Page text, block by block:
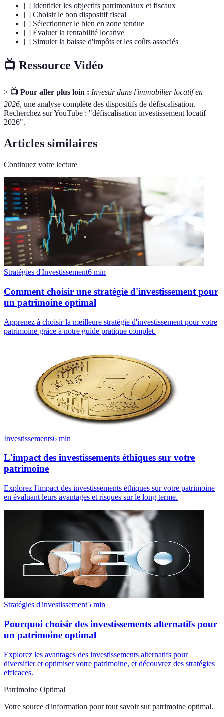
[ ] Identifier les objectifs patrimoniaux et fiscaux
[ ] Choisir le bon dispositif fiscal
[ ] Sélectionner le bien en zone tendue
[ ] Évaluer la rentabilité locative
[ ] Simuler la baisse d'impôts et les coûts associés
📺 Ressource Vidéo
> 📺 Pour aller plus loin : Investir dans l'immobilier locatif en
2026, une analyse complète des dispositifs de défiscalisation.
Recherchez sur YouTube : "défiscalisation investissement locatif
2026".
Articles similaires
Continuez votre lecture
Stratégies d'Investissement6 min
Comment choisir une stratégie d'investissement pour
un patrimoine optimal
Apprenez à choisir la meilleure stratégie d'investissement pour votre
patrimoine grâce à notre guide pratique complet.
Investissements6 min
L'impact des investissements éthiques sur votre
patrimoine
Explorez l'impact des investissements éthiques sur votre patrimoine
en évaluant leurs avantages et risques sur le long terme.
Stratégies d'investissement5 min
Pourquoi choisir des investissements alternatifs pour
un patrimoine optimal
Explorez les avantages des investissements alternatifs pour
diversifier et optimiser votre patrimoine, et découvrez des stratégies
efficaces.
Patrimoine Optimal
Votre source d'information pour tout savoir sur patrimoine optimal.